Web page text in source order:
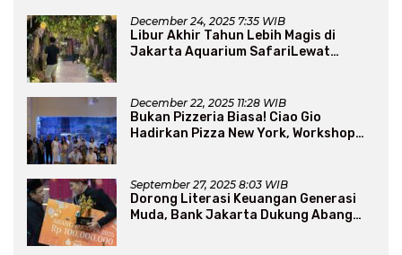
December 24, 2025 7:35 WIB
Libur Akhir Tahun Lebih Magis di
Jakarta Aquarium SafariLewat
December 22, 2025 11:28 WIB
Bukan Pizzeria Biasa! Ciao Gio
Hadirkan Pizza New York, Workshop
September 27, 2025 8:03 WIB
Dorong Literasi Keuangan Generasi
Muda, Bank Jakarta Dukung Abang